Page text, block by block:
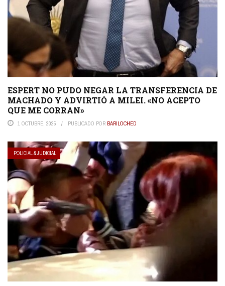
ESPERT NO PUDO NEGAR LA TRANSFERENCIA DE
MACHADO Y ADVIRTIÓ A MILEI. «NO ACEPTO
QUE ME CORRAN»
1 OCTUBRE, 2025 PUBLICADO POR BARILOCHED
POLICIAL & JUDICIAL